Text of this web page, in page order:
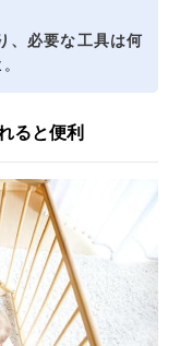
、必要な工具は何
ると便利